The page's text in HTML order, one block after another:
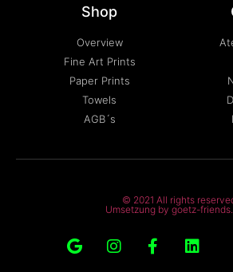
Shop
Overview
Fine Art Prints
Paper Prints
Towels
AGB´s
© 2021 All rights
Umsetzung by goetz-